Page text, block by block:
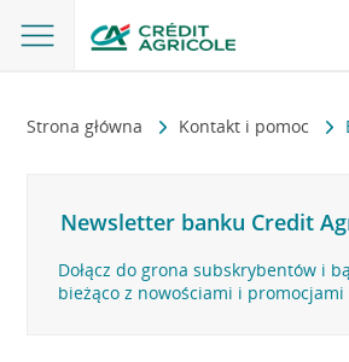
Strona główna Kontakt i pomoc
Newsletter banku Credit
Dołącz do grona subskrybentów i
bieżąco z nowościami i promocjami